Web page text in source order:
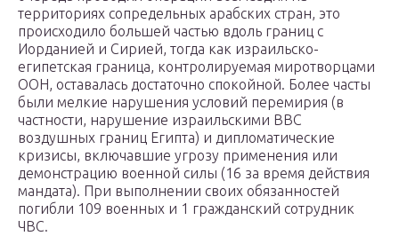
территориях сопредельных арабских стран, это
происходило большей частью вдоль границ с
Иорданией и Сирией, тогда как израильско-
египетская граница, контролируемая миротворцами
ООН, оставалась достаточно спокойной. Более часты
были мелкие нарушения условий перемирия (в
частности, нарушение израильскими ВВС
воздушных границ Египта) и дипломатические
кризисы, включавшие угрозу применения или
демонстрацию военной силы (16 за время действия
мандата). При выполнении своих обязанностей
погибли 109 военных и 1 гражданский сотрудник
ЧВС.